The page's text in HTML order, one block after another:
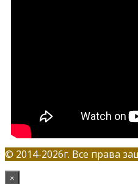
© 2014-2026г. Все права
×